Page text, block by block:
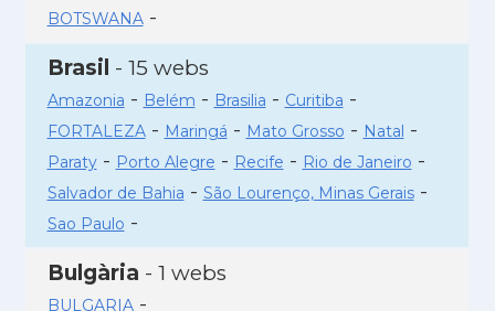
BOTSWANA-
Brasil - 15 webs
Amazonia - Belém - Brasilia - Curitiba -
FORTALEZA- Maringá - Mato Grosso - Natal -
Paraty- Porto Alegre - Recife - Rio de Janeiro -
Salvador de Bahia - São Lourenço, Minas Gerais-
Sao Paulo -
Bulgària - 1 webs
BULGARIA-